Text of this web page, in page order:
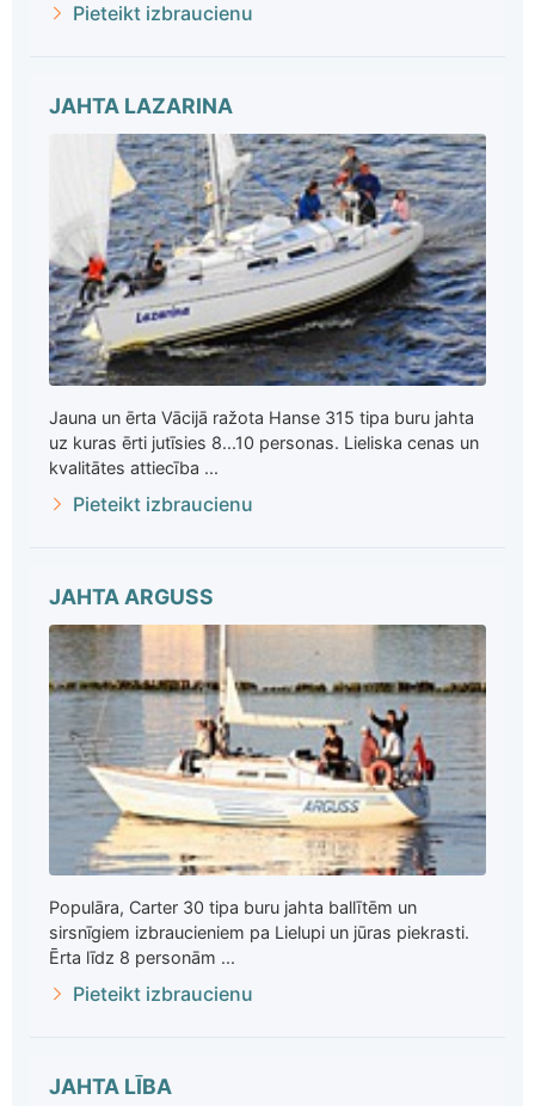
Pieteikt izbraucienu
JAHTA LAZARINA
Jauna un ērta Vācijā ražota Hanse 315 tipa buru jahta
uz kuras ērti jutīsies 8...10 personas. Lieliska cenas un
kvalitātes attiecība ...
Pieteikt izbraucienu
JAHTA ARGUSS
Populāra, Carter 30 tipa buru jahta ballītēm un
sirsnīgiem izbraucieniem pa Lielupi un jūras piekrasti.
Ērta līdz 8 personām ...
Pieteikt izbraucienu
JAHTA LĪBA